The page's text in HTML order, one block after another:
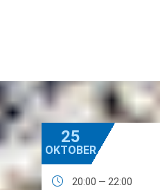
25
OKTOBER
 20:00 — 22:00